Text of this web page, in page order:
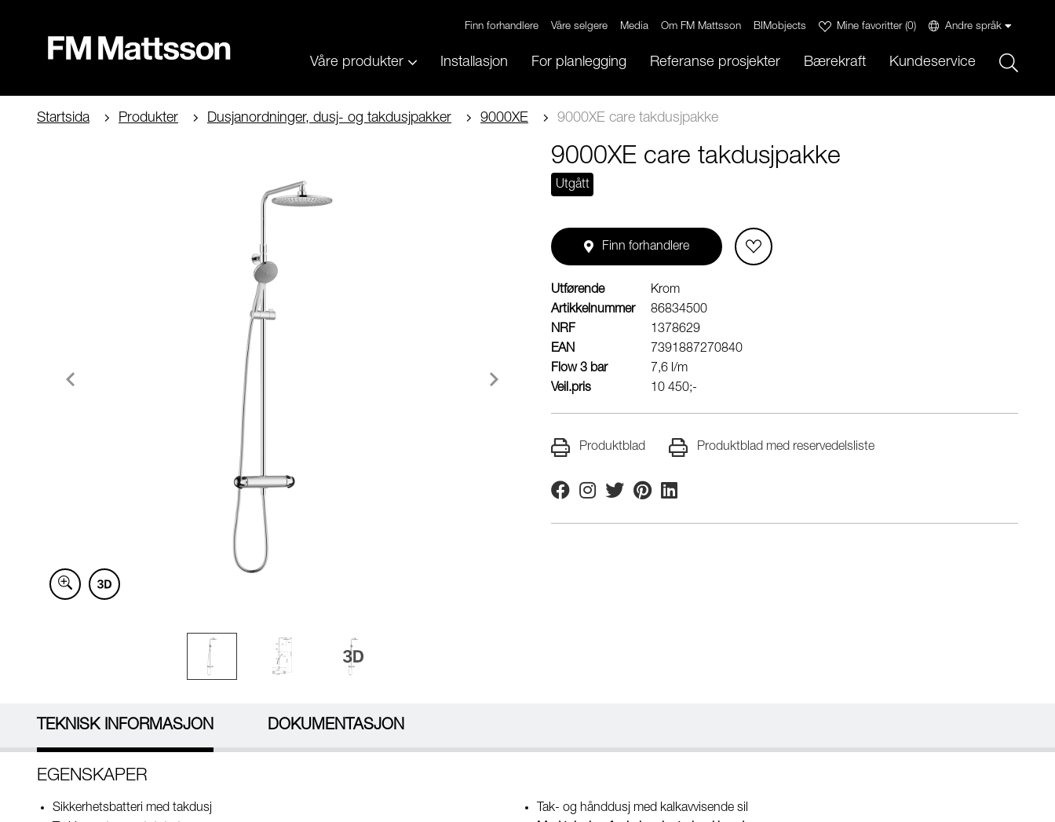
Finn forhandlere Våre selgere Media Om FM Mattsson BIMobjects Mine favoritter(0) Andre språk
Våre produkter Installasjon For planlegging Referanse prosjekter Bærekraft Kundeservice
Startsida Produkter Dusjanordninger, dusj- og takdusjpakker 9000XE 9000XE care takdusjpakke
9000XE care takdusjpakke
Utgått
Finn forhandlere
Utførende
Krom
Artikkelnummer
86834500
NRF
1378629
EAN
7391887270840
Flow 3 bar
7,6 l/m
Veil.pris
10 450;-
Produktblad Produktblad med reservedelsliste
FacebookInstagram
TwitterPinterestLinkedin
TEKNISK INFORMASJON DOKUMENTASJON
EGENSKAPER
Sikkerhetsbatteri med takdusj
Tak- og hånddusj med kalkavvisende sil